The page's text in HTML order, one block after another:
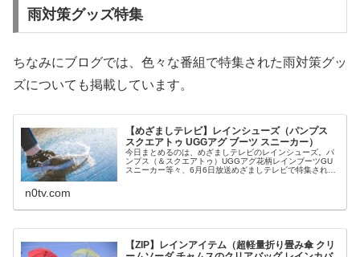
雨対策グッズ特集
ちなみにブログでは、色々な番組で特集された雨対策グッ
ズについても掲載しています。
【めざましテレビ】レインシューズ（パンプス
スクエアトゥ UGGアグ ブーツ スニーカー）
今日まとめるのは、めざましテレビのレインシューズ。パ
ンプス（＆スクエアトゥ）UGGアグ花柄レインブーツGU
スニーカー等々、6月6日放送めざましテレビで特集された
n0tv.com
【ZIP】レインアイテム（超軽量折り畳み傘 クリ